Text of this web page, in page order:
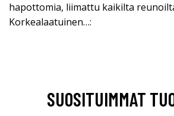
hapottomia, liimattu kaikilta
Korkealaatuinen…:
SUOSITUIMMAT